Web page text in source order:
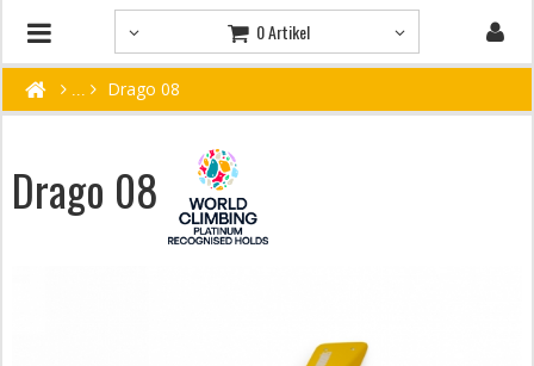
0 Artikel
Drago 08
Drago 08